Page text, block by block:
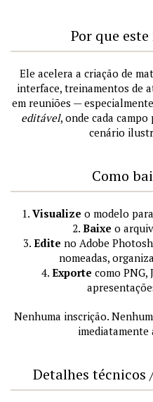
Por que
Ele acelera a criação de
interface, treinamentos de
em reuniões —
editável, onde cada
cenário
Como
1. Visualize o modelo
2. Baixe o
3. Edite no Adobe
nomeadas,
4. Exporte como PNG,
Nenhuma inscrição.
imediatamente
Detalhes